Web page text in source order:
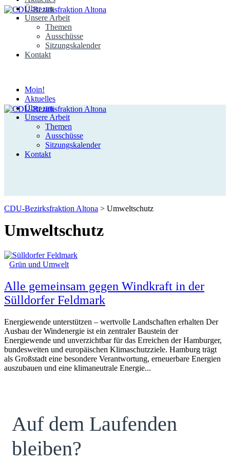
Über uns
Unsere Arbeit
Themen
Ausschüsse
Sitzungskalender
Kontakt
Moin!
Aktuelles
Über uns
Unsere Arbeit
Themen
Ausschüsse
Sitzungskalender
Kontakt
CDU-Bezirksfraktion Altona > Umweltschutz
Umweltschutz
Grün und Umwelt
Alle gemeinsam gegen Windkraft in der
Sülldorfer Feldmark
Energiewende unterstützen – wertvolle Landschaften erhalten Der
Ausbau der Windenergie ist ein zentraler Baustein der
Energiewende und unverzichtbar für das Erreichen der Hamburger,
bundesweiten und europäischen Klimaschutzziele. Hamburg trägt
als Großstadt eine besondere Verantwortung, erneuerbare Energien
auszubauen und eine klimaneutrale Energie...
Auf dem Laufenden
bleiben?